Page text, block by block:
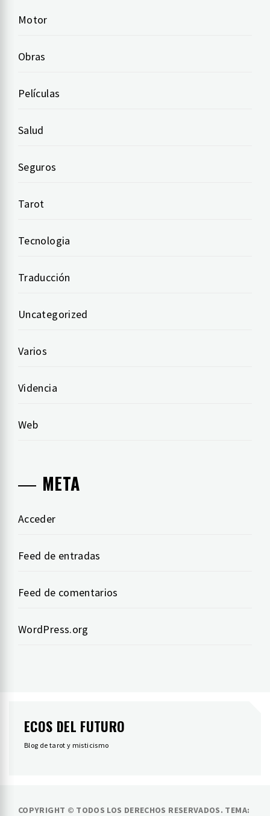
Motor
Obras
Películas
Salud
Seguros
Tarot
Tecnologia
Traducción
Uncategorized
Varios
Videncia
Web
META
Acceder
Feed de entradas
Feed de comentarios
WordPress.org
ECOS DEL FUTURO
Blog de tarot y misticismo
COPYRIGHT © TODOS LOS DERECHOS RESERVADOS. TEMA: